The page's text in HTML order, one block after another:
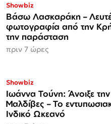
Showbiz
Βάσω Λασκαράκη –
φωτογραφία από την
την παράσταση
πριν 7 ώρες
Showbiz
Ιωάννα Τούνη: Άνοιξε
Μαλδίβες – Το
Ινδικό Ωκεανό